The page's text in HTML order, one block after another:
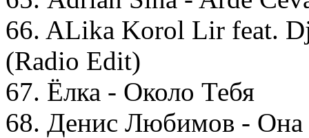
66. ALika Korol Lir feat.
(Radio Edit)
67. Ёлка - Около Тебя
68. Денис Любимов - Она